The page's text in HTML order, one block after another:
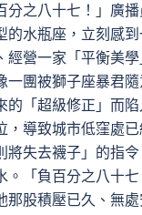
分之八十七！」廣
水瓶座，立刻感
經營一家「平衡美
團被獅子座暴君
「超級修正」而
，導致城市低窪處
將失去襪子」的指
。「負百分之八十
那股積壓已久、無